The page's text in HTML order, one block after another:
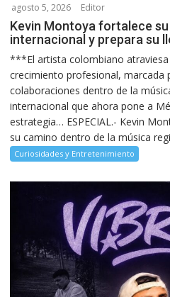
agosto 5, 2026 Editor
Kevin Montoya fortalece
internacional y prepara su
***El artista colombiano atraviesa
crecimiento profesional, marcada
colaboraciones dentro de la
internacional que ahora pone a
estrategia… ESPECIAL.- Kevin
su camino dentro de la música
Curiosidades y Entretenimiento